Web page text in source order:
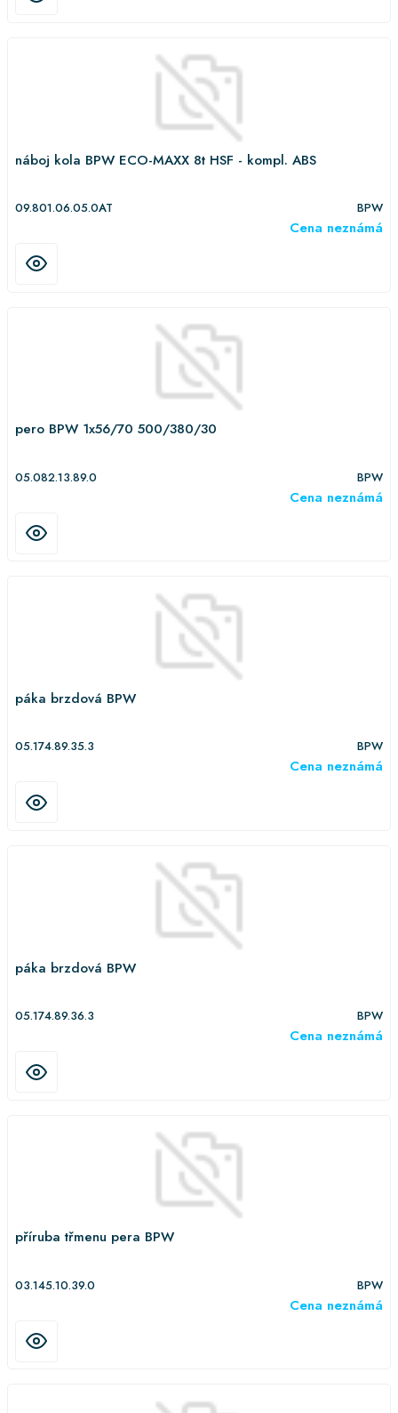
náboj kola BPW ECO-MAXX 8t HSF - kompl. ABS
09.801.06.05.0AT BPW
Cena neznámá
pero BPW 1x56/70 500/380/30
05.082.13.89.0 BPW
Cena neznámá
páka brzdová BPW
05.174.89.35.3 BPW
Cena neznámá
páka brzdová BPW
05.174.89.36.3 BPW
Cena neznámá
příruba třmenu pera BPW
03.145.10.39.0 BPW
Cena neznámá